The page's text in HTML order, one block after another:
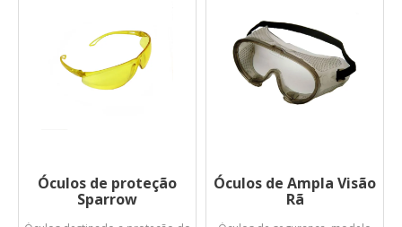
Óculos de proteção
Sparrow
Óculos de Ampla Visão
Rã